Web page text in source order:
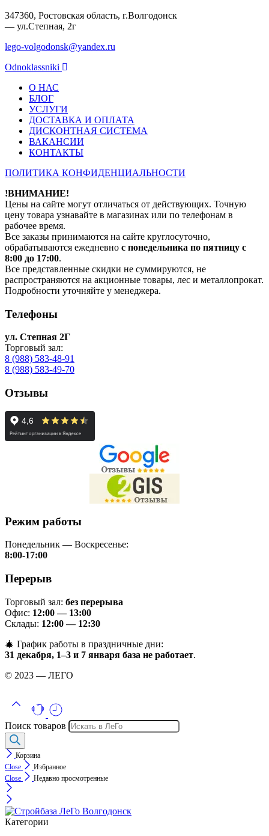
347360, Ростовская область, г.Волгодонск
— ул.Степная, 2г
lego-volgodonsk@yandex.ru
Odnoklassniki
О НАС
БЛОГ
УСЛУГИ
ДОСТАВКА И ОПЛАТА
ДИСКОНТНАЯ СИСТЕМА
ВАКАНСИИ
КОНТАКТЫ
ПОЛИТИКА КОНФИДЕНЦИАЛЬНОСТИ
!ВНИМАНИЕ!
Цены на сайте могут отличаться от действующих. Точную
цену товара узнавайте в магазинах или по телефонам в
рабочее время.
Все заказы принимаются на сайте круглосуточно,
обрабатываются ежедневно с понедельника по пятницу с
8:00 до 17:00.
Все представленные скидки не суммируются, не
распространяются на акционные товары, лес и металлопрокат.
Подробности уточняйте у менеджера.
Телефоны
ул. Степная 2Г
Торговый зал:
8 (988) 583-48-91
8 (988) 583-49-70
Отзывы
Режим работы
Понедельник — Воскресенье:
8:00-17:00
Перерыв
Торговый зал: без перерыва
Офис: 12:00 — 13:00
Склады: 12:00 — 12:30
🎄 График работы в праздничные дни:
31 декабря, 1–3 и 7 января база не работает.
© 2023 — ЛЕГО
Поиск товаров
Корзина
Close
Избранное
Close
Недавно просмотренные
Категории